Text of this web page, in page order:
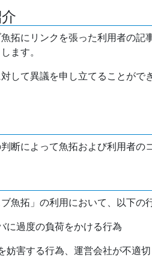
拓にリンクを張った利用者の
ます。
して異議を申し立てることがで
断によって魚拓および利用者の
魚拓」の利用において、以下の
に過度の負荷をかける行為
妨害する行為、運営会社が不適